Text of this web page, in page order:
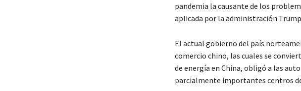
pandemia la causante de los
aplicada por la administración
El actual gobierno del país
comercio chino, las cuales se
de energía en China, obligó a las
parcialmente importantes centros